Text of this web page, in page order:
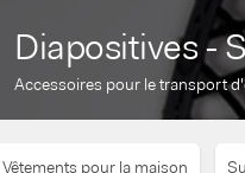
Diapositives -
Accessoires pour le transport
Vêtements pour la maison